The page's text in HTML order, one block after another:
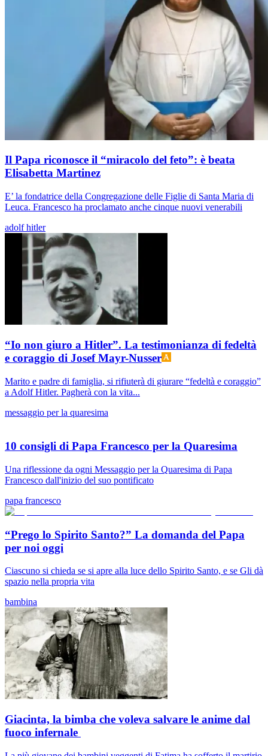
Il Papa riconosce il “miracolo del feto”: è beata
Elisabetta Martinez
E’ la fondatrice della Congregazione delle Figlie di Santa Maria di
Leuca. Francesco ha proclamato anche cinque nuovi venerabili
adolf hitler
“Io non giuro a Hitler”. La testimonianza di fedeltà
e coraggio di Josef Mayr-Nusser
Marito e padre di famiglia, si rifiuterà di giurare “fedeltà e coraggio”
a Adolf Hitler. Pagherà con la vita...
messaggio per la quaresima
10 consigli di Papa Francesco per la Quaresima
Una riflessione da ogni Messaggio per la Quaresima di Papa
Francesco dall'inizio del suo pontificato
papa francesco
“Prego lo Spirito Santo?” La domanda del Papa
per noi oggi
Ciascuno si chieda se si apre alla luce dello Spirito Santo, e se Gli dà
spazio nella propria vita
bambina
Giacinta, la bimba che voleva salvare le anime dal
fuoco infernale